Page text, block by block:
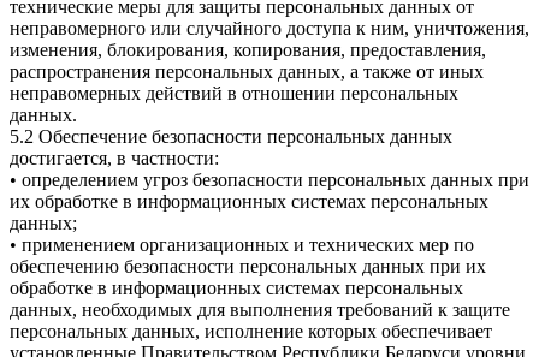
технические меры для защиты персональных данных от
неправомерного или случайного доступа к ним, уничтожения,
изменения, блокирования, копирования, предоставления,
распространения персональных данных, а также от иных
неправомерных действий в отношении персональных
данных.
5.2 Обеспечение безопасности персональных данных
достигается, в частности:
• определением угроз безопасности персональных данных при
их обработке в информационных системах персональных
данных;
• применением организационных и технических мер по
обеспечению безопасности персональных данных при их
обработке в информационных системах персональных
данных, необходимых для выполнения требований к защите
персональных данных, исполнение которых обеспечивает